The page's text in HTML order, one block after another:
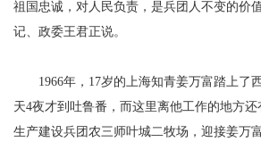
祖国忠诚，对人民负责，是兵团人不变的价
记、政委王君正说。
1966年，17岁的上海知青姜万富踏上了
天4夜才到吐鲁番，而这里离他工作的地方还
生产建设兵团农三师叶城二牧场，迎接姜万